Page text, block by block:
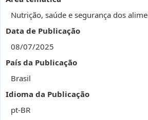
Nutrição, saúde e segurança dos
Data de Publicação
08/07/2025
País da Publicação
Brasil
Idioma da Publicação
pt-BR